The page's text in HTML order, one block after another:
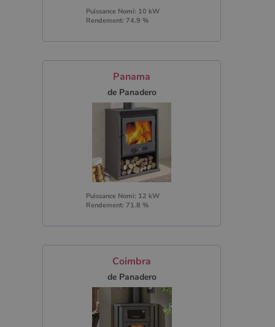
Puissance Nomi: 10 kW
Rendement: 74.9 %
Panama
de Panadero
Puissance Nomi: 12 kW
Rendement: 71.8 %
Coimbra
de Panadero